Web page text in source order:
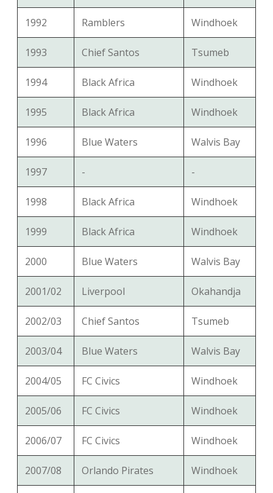
1992 Ramblers Windhoek
1993 Chief Santos Tsumeb
1994 Black Africa Windhoek
1995 Black Africa Windhoek
1996 Blue Waters Walvis Bay
1997 - -
1998 Black Africa Windhoek
1999 Black Africa Windhoek
2000 Blue Waters Walvis Bay
2001/02 Liverpool Okahandja
2002/03 Chief Santos Tsumeb
2003/04 Blue Waters Walvis Bay
2004/05 FC Civics Windhoek
2005/06 FC Civics Windhoek
2006/07 FC Civics Windhoek
2007/08 Orlando Pirates Windhoek